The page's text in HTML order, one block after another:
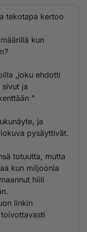
tekotapa kertoo
kun
,joku ehdotti
sivut ja
"
ja
pysäyttivät.
totuutta, mutta
kun miljoonia
hiili
linkin